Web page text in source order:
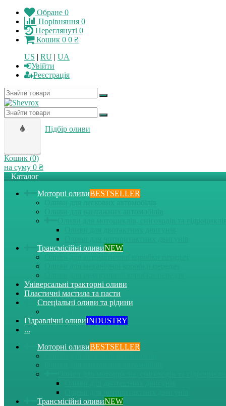
Обране 0
Порівняння 0
Переглянуті 0
Кошик 0 0 ₴
US | RU | UA
Увійти
Реєстрація
Підбір оливи
Кошик (0)
на суму 0 ₴
Каталог
Моторні оливиBESTSELLER
Трансмісійні оливиNEW
Універсальні тракторні оливи
Пластичні мастила та пасти
Спеціальні оливи та рідини
Гідравлічні оливиINDUSTRY
...
Моторні оливиBESTSELLER
Трансмісійні оливиNEW